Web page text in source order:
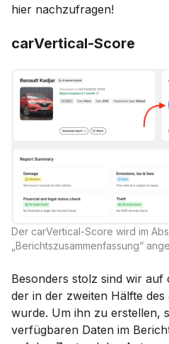
hier nachzufragen!
carVertical-Score
Der carVertical-Score wird im
„Berichtszusammenfassung“
Besonders stolz sind wir auf
der in der zweiten Hälfte
wurde. Um ihn zu erstellen,
verfügbaren Daten im